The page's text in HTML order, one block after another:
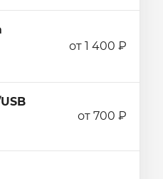
от 1 400 ₽
от 700 ₽